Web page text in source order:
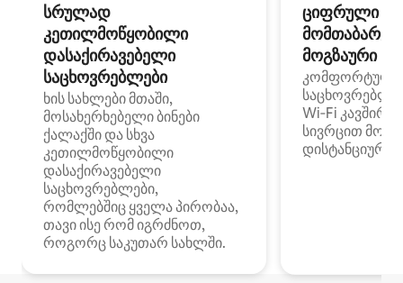
სრულად
კეთილმოწყობილი
დასაქირავებელი
საცხოვრებლები
ხის სახლები მთაში,
მოსახერხებელი ბინები
ქალაქში და სხვა
კეთილმოწყობილი
დასაქირავებელი
საცხოვრებლები,
რომლებშიც ყველა პირობაა,
თავი ისე რომ იგრძნოთ,
როგორც საკუთარ სახლში.
ციფრული
მოგზაური
კომფორტული
Wi‑Fi
სივრცით
დისტანციური